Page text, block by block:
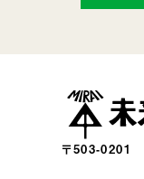
〒503-0201